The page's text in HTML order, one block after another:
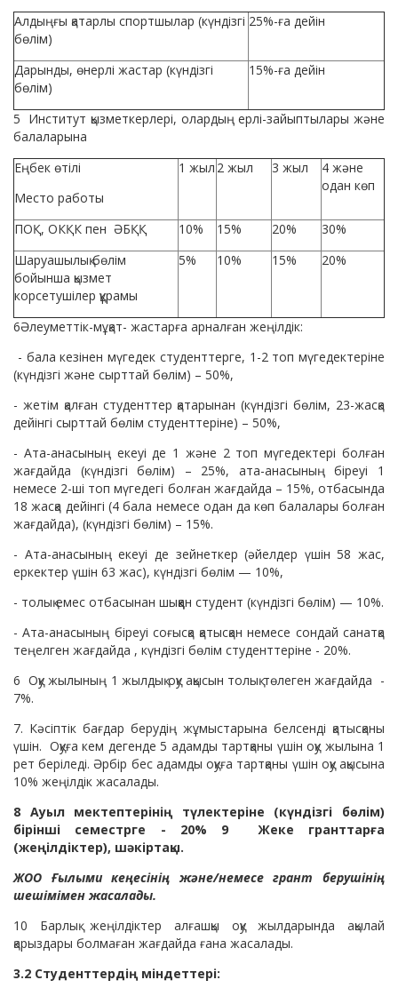
Алдыңғы қатарлы спортшылар (күндізгі
бөлім)
25%-ға дейін
Дарынды, өнерлі жастар (күндізгі
бөлім)
15%-ға дейін
5 Институт қызметкерлері, олардың ерлі-зайыптылары және
балаларына
Еңбек өтілі
Место работы
1 жыл 2 жыл 3 жыл
4 және
одан көп
ПОҚ, ОКҚК пен ӘБҚҚ 10% 15% 20%
30%
Шаруашылық бөлім
бойынша қызмет
корсетушілер құрамы
5% 10% 15% 20%
6Әлеуметтік-мұқат- жастарға арналған жеңілдік:
- бала кезінен мүгедек студенттерге, 1-2 топ мүгедектеріне
(күндізгі және сырттай бөлім) – 50%,
- жетім қалған студенттер қатарынан (күндізгі бөлім, 23-жасқа
дейінгі сырттай бөлім студенттеріне) – 50%,
- Ата-анасының екеуі де 1 және 2 топ мүгедектері болған
жағдайда (күндізгі бөлім) – 25%, ата-анасының біреуі 1
немесе 2-ші топ мүгедегі болған жағдайда – 15%, отбасында
18 жасқа дейінгі (4 бала немесе одан да көп балалары болған
жағдайда), (күндізгі бөлім) – 15%.
- Ата-анасының екеуі де зейнеткер (әйелдер үшін 58 жас,
еркектер үшін 63 жас), күндізгі бөлім — 10%,
- толық емес отбасынан шыққан студент (күндізгі бөлім) — 10%.
- Ата-анасының біреуі соғысқа қатысқан немесе сондай санатқа
теңелген жағдайда , күндізгі бөлім студенттеріне - 20%.
6 Оқу жылының 1 жылдық оқу ақысын толық төлеген жағдайда -
7%.
7. Кәсіптік бағдар берудің жұмыстарына белсенді қатысқаны
үшін. Оқуға кем дегенде 5 адамды тартқаны үшін оқу жылына 1
рет беріледі. Әрбір бес адамды оқуға тартқаны үшін оқу ақысына
10% жеңілдік жасалады.
8 Ауыл мектептерінің түлектеріне (күндізгі бөлім)
бірінші семестрге - 20% 9 Жеке гранттарға
(жеңілдіктер), шәкіртақы.
ЖОО Ғылыми кеңесінің және/немесе грант берушінің
шешімімен жасалады.
10 Барлық жеңілдіктер алғашқы оқу жылдарында ақылай
қарыздары болмаған жағдайда ғана жасалады.
3.2 Студенттердің міндеттері: